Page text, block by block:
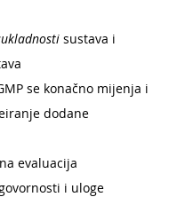
sustava i
se konačno mijenja i
dodane
evaluacija
i uloge